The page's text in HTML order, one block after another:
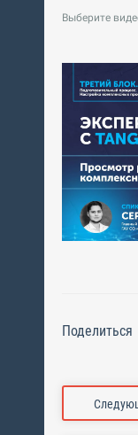
Выберите
Поделиться